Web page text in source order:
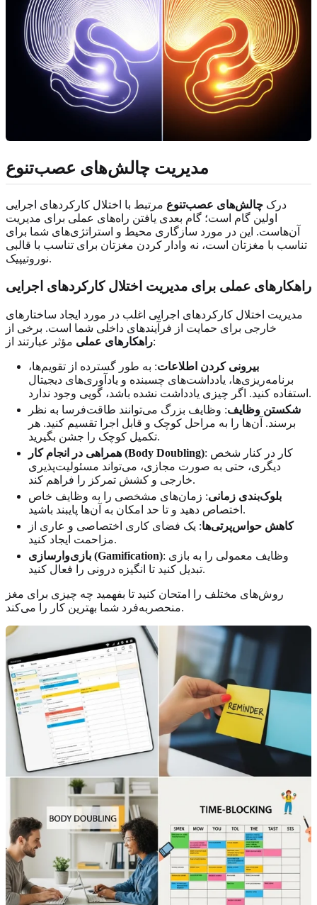
مدیریت چالش‌های عصب‌تنوع
درک چالش‌های عصب‌تنوع مرتبط با اختلال کارکردهای اجرایی
اولین گام است؛ گام بعدی یافتن راه‌های عملی برای مدیریت
آن‌هاست. این در مورد سازگاری محیط و استراتژی‌های شما برای
تناسب با مغزتان است، نه وادار کردن مغزتان برای تناسب با قالبی
نوروتیپیک.
راهکارهای عملی برای مدیریت اختلال کارکردهای اجرایی
مدیریت اختلال کارکردهای اجرایی اغلب در مورد ایجاد ساختارهای
خارجی برای حمایت از فرآیندهای داخلی شما است. برخی از
راهکارهای عملیمؤثر عبارتند از:
بیرونی کردن اطلاعات: به طور گسترده از تقویم‌ها،
برنامه‌ریزی‌ها، یادداشت‌های چسبنده و یادآوری‌های دیجیتال
استفاده کنید. اگر چیزی یادداشت نشده باشد، گویی وجود ندارد.
شکستن وظایف: وظایف بزرگ می‌توانند طاقت‌فرسا به نظر
برسند. آن‌ها را به مراحل کوچک و قابل اجرا تقسیم کنید. هر
تکمیل کوچک را جشن بگیرید.
همراهی در انجام کار (Body Doubling): کار در کنار شخص
دیگری، حتی به صورت مجازی، می‌تواند مسئولیت‌پذیری
خارجی و کشش تمرکز را فراهم کند.
بلوک‌بندی زمانی: زمان‌های مشخصی را به وظایف خاص
اختصاص دهید و تا حد امکان به آن‌ها پایبند باشید.
کاهش حواس‌پرتی‌ها: یک فضای کاری اختصاصی و عاری از
مزاحمت ایجاد کنید.
بازی‌وارسازی (Gamification): وظایف معمولی را به بازی
تبدیل کنید تا انگیزه درونی را فعال کنید.
روش‌های مختلف را امتحان کنید تا بفهمید چه چیزی برای مغز
منحصربه‌فرد شما بهترین کار را می‌کند.